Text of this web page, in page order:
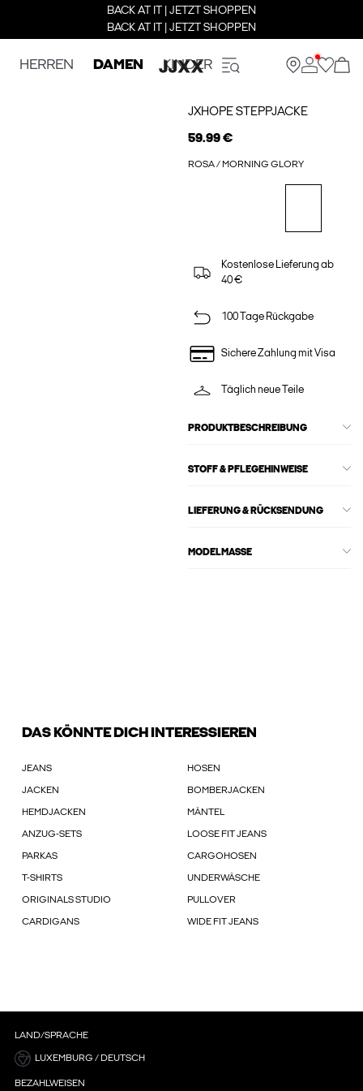
BACK AT IT | JETZT SHOPPEN
BACK AT IT | JETZT SHOPPEN
HERREN DAMEN KINDER
JXHOPE STEPPJACKE
59.99 €
ROSA / MORNING GLORY
Kostenlose Lieferung ab
40 €
100 Tage Rückgabe
Sichere Zahlung mit Visa
Täglich neue Teile
PRODUKTBESCHREIBUNG
STOFF & PFLEGEHINWEISE
LIEFERUNG & RÜCKSENDUNG
MODELMASSE
DAS KÖNNTE DICH INTERESSIEREN
JEANS HOSEN
JACKEN BOMBERJACKEN
HEMDJACKEN MÄNTEL
ANZUG-SETS LOOSE FIT JEANS
PARKAS CARGOHOSEN
T-SHIRTS UNDERWÄSCHE
ORIGINALS STUDIO PULLOVER
CARDIGANS WIDE FIT JEANS
LAND/SPRACHE
LUXEMBURG / DEUTSCH
BEZAHLWEISEN